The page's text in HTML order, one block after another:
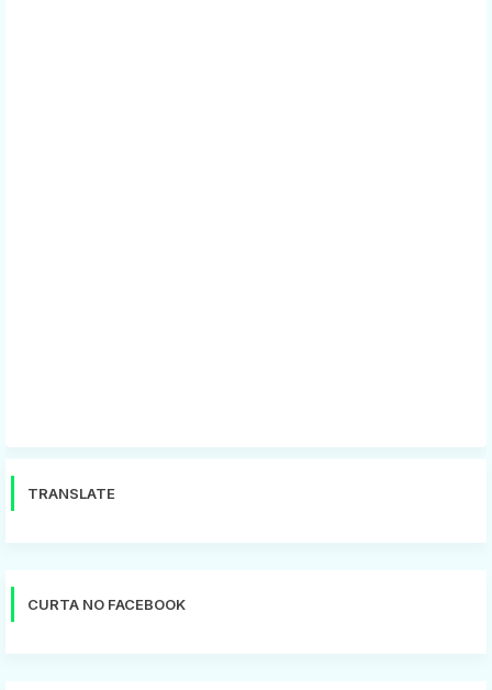
TRANSLATE
CURTA NO FACEBOOK